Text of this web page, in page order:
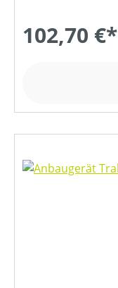
102,70 €*